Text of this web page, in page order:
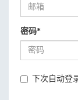
密码*
下次自动登